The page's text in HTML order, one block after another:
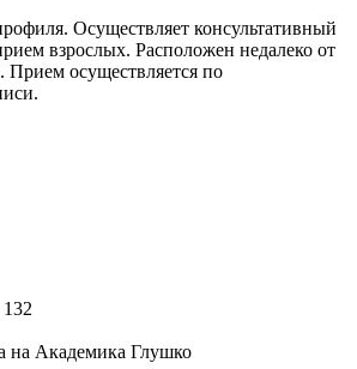
Осуществляет консультативный
взрослых. Расположен недалеко от
осуществляется по